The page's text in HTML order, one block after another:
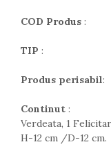
COD Produs :
TIP :
Produs perisabil:
Continut : 5
Verdeata, 1
H-12 cm /D-12 cm.